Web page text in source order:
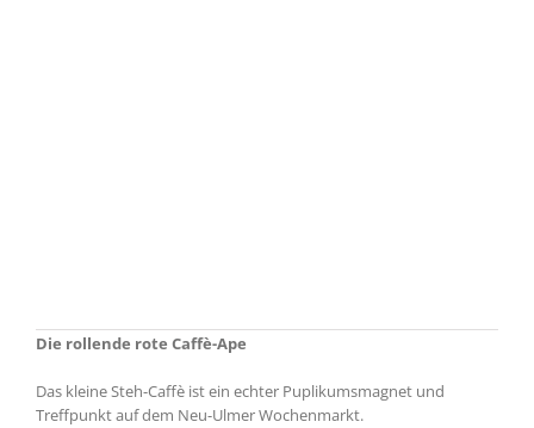
Die rollende rote Caffè-Ape
Das kleine Steh-Caffè ist ein echter Puplikumsmagnet und
Treffpunkt auf dem Neu-Ulmer Wochenmarkt.